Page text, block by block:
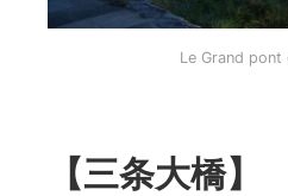
Le Grand pont
【三条大橋】